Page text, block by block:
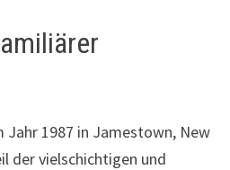
Jahr 1987 in Jamestown, New
der vielschichtigen und